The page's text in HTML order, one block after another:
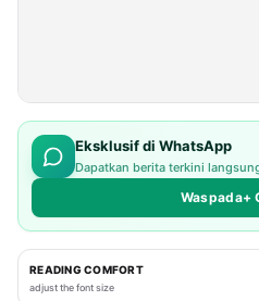
Eksklusif di WhatsApp
Dapatkan berita terkini
Waspada+
READING COMFORT
adjust the font size